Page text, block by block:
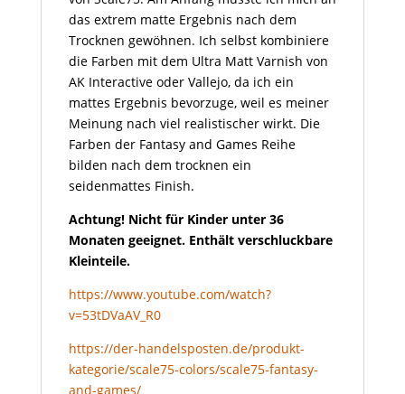
das extrem matte Ergebnis nach dem
Trocknen gewöhnen. Ich selbst kombiniere
die Farben mit dem Ultra Matt Varnish von
AK Interactive oder Vallejo, da ich ein
mattes Ergebnis bevorzuge, weil es meiner
Meinung nach viel realistischer wirkt. Die
Farben der Fantasy and Games Reihe
bilden nach dem trocknen ein
seidenmattes Finish.
Achtung! Nicht für Kinder unter 36
Monaten geeignet. Enthält verschluckbare
Kleinteile.
https://www.youtube.com/watch?
v=53tDVaAV_R0
https://der-handelsposten.de/produkt-
kategorie/scale75-colors/scale75-fantasy-
and-games/